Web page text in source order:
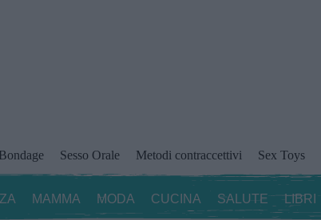
Bondage Sesso Orale Metodi contraccettivi Sex Toys
MAMMA MODA CUCINA SALUTE LIBRI